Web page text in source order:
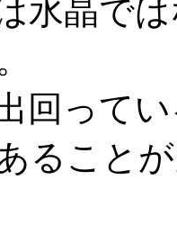
水晶で
回って
ること